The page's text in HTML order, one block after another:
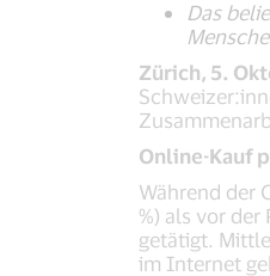
Das
Zürich, 5.
Online-Kauf
Während der
%) als vor
getätigt.
im Internet